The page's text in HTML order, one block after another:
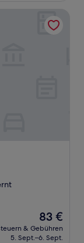
Der
Preis
beträgt
83 €
& Gebühren
5. Sept.–6. Sept.